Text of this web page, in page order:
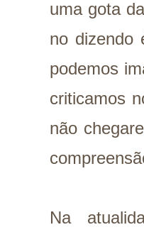
uma gota
no dizendo
podemos
criticamos
não
Na